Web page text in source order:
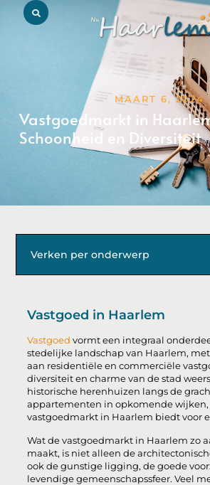
MAART 6, 2024
Vastgoedmarkt in
Schoonheid en Diversiteit
Vastgoed in Haarlem
Vastgoed vormt een integraal
stedelijke landschap van Haarlem,
aan residentiële en commerciële
diversiteit en charme van de stad
historische herenhuizen langs de
appartementen in opkomende wijken,
vastgoedmarkt in Haarlem biedt voor
Wat de vastgoedmarkt in Haarlem zo
maakt, is niet alleen de
ook de gunstige ligging, de goede
levendige gemeenschapssfeer. Veel
Verken per onderwerp